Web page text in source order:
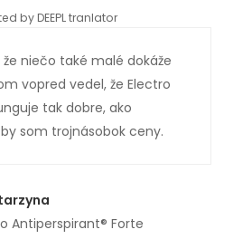
by DEEPL tranlator
niečo také malé dokáže
vopred vedel, že Electro
tak dobre, ako
som trojnásobok ceny.
Antiperspirant® Forte